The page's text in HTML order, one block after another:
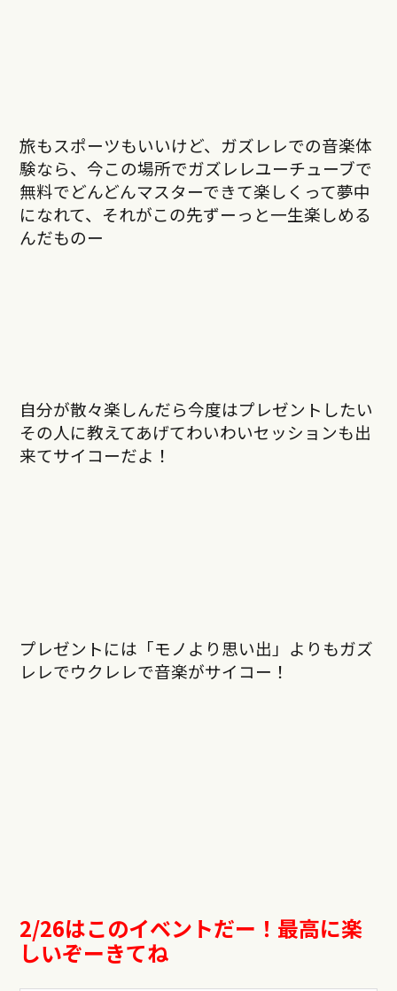
旅もスポーツもいいけど、ガズレレでの音楽体
験なら、今この場所でガズレレユーチューブで
無料でどんどんマスターできて楽しくって夢中
になれて、それがこの先ずーっと一生楽しめる
んだものー
自分が散々楽しんだら今度はプレゼントしたい
その人に教えてあげてわいわいセッションも出
来てサイコーだよ！
プレゼントには「モノより思い出」よりもガズ
レレでウクレレで音楽がサイコー！
2/26はこのイベントだー！最高に楽
しいぞーきてね